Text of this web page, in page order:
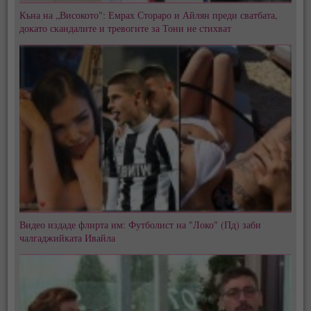
Къна на „Високото": Емрах Стораро и Айлян преди сватбата,
докато скандалите и тревогите за Тони не стихват
Видео издаде флирта им: Футболист на "Локо" (Пд) заби
чалгаджийката Ивайла